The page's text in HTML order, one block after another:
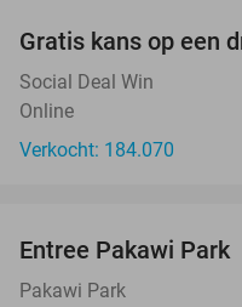
Gratis kans op een
Social Deal Win
Online
Verkocht: 184.070
Entree Pakawi Park
Pakawi Park